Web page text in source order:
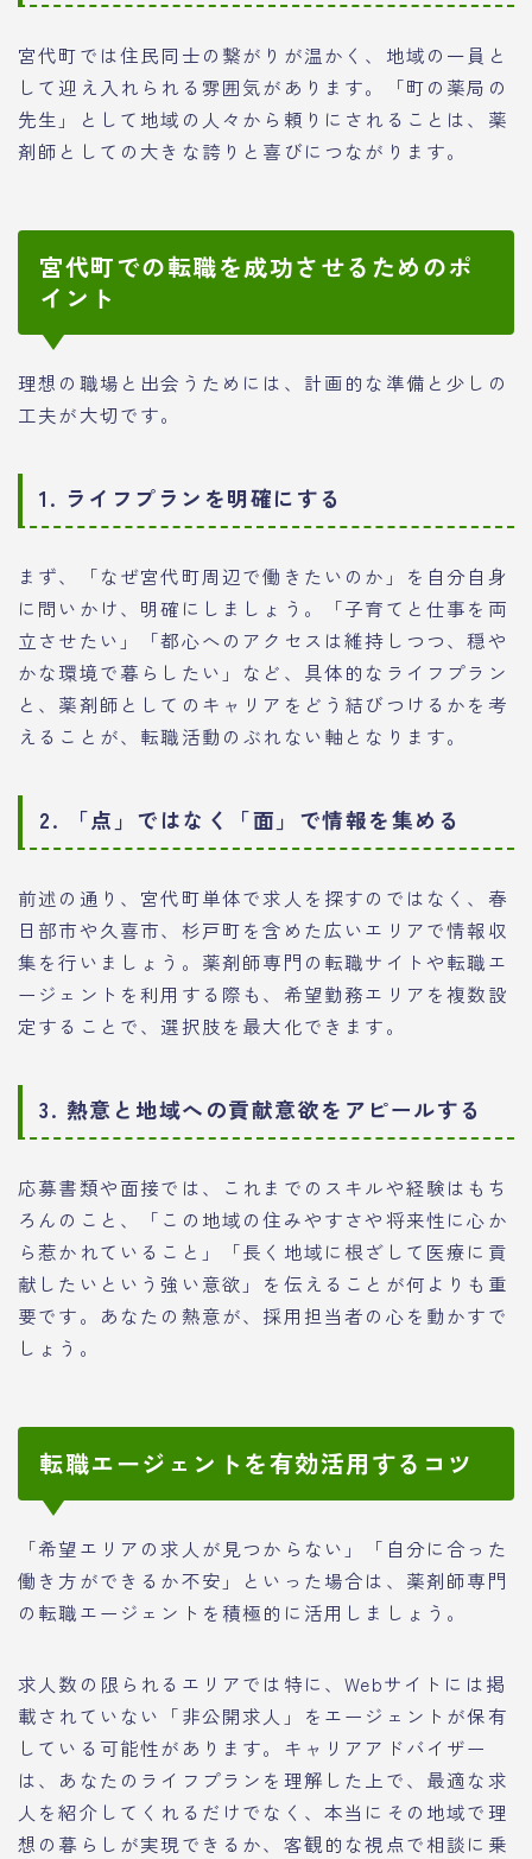
宮代町では住民同士の繋がりが温かく、地域の一員と
して迎え入れられる雰囲気があります。「町の薬局の
先生」として地域の人々から頼りにされることは、薬
剤師としての大きな誇りと喜びにつながります。
宮代町での転職を成功させるためのポ
イント
理想の職場と出会うためには、計画的な準備と少しの
工夫が大切です。
1. ライフプランを明確にする
まず、「なぜ宮代町周辺で働きたいのか」を自分自身
に問いかけ、明確にしましょう。「子育てと仕事を両
立させたい」「都心へのアクセスは維持しつつ、穏や
かな環境で暮らしたい」など、具体的なライフプラン
と、薬剤師としてのキャリアをどう結びつけるかを考
えることが、転職活動のぶれない軸となります。
2. 「点」ではなく「面」で情報を集める
前述の通り、宮代町単体で求人を探すのではなく、春
日部市や久喜市、杉戸町を含めた広いエリアで情報収
集を行いましょう。薬剤師専門の転職サイトや転職エ
ージェントを利用する際も、希望勤務エリアを複数設
定することで、選択肢を最大化できます。
3. 熱意と地域への貢献意欲をアピールする
応募書類や面接では、これまでのスキルや経験はもち
ろんのこと、「この地域の住みやすさや将来性に心か
ら惹かれていること」「長く地域に根ざして医療に貢
献したいという強い意欲」を伝えることが何よりも重
要です。あなたの熱意が、採用担当者の心を動かすで
しょう。
転職エージェントを有効活用するコツ
「希望エリアの求人が見つからない」「自分に合った
働き方ができるか不安」といった場合は、薬剤師専門
の転職エージェントを積極的に活用しましょう。
求人数の限られるエリアでは特に、Webサイトには掲
載されていない「非公開求人」をエージェントが保有
している可能性があります。キャリアアドバイザー
は、あなたのライフプランを理解した上で、最適な求
人を紹介してくれるだけでなく、本当にその地域で理
想の暮らしが実現できるか、客観的な視点で相談に乗